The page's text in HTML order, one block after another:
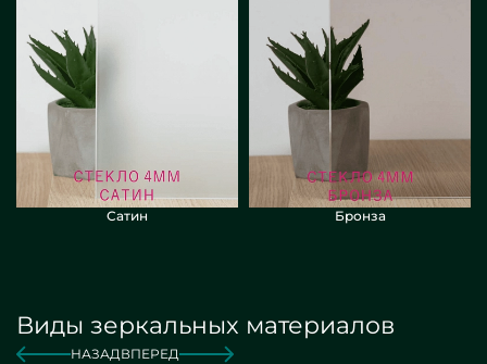
Сатин Бронза
Виды зеркальных материалов
НАЗАДВПЕРЕД